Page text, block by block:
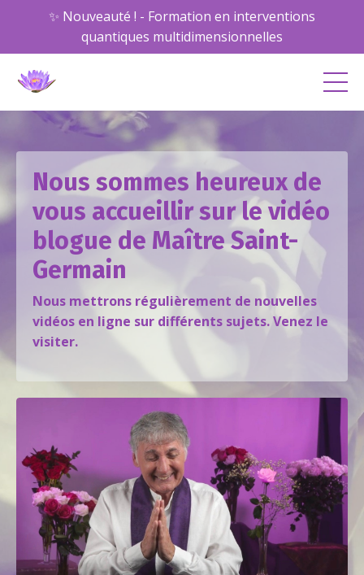
✨ Nouveauté ! - Formation en interventions
quantiques multidimensionnelles
Nous sommes heureux de
vous accueillir sur le vidéo
blogue de Maître Saint-
Germain
Nous mettrons régulièrement de nouvelles
vidéos en ligne sur différents sujets. Venez le
visiter.